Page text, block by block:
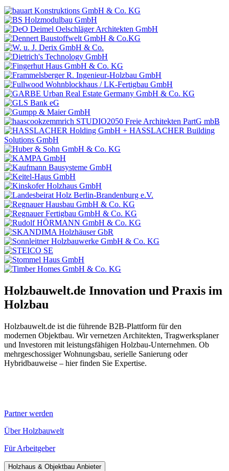
Holzbauwelt.de Innovation und Praxis im
Holzbau
Holzbauwelt.de ist die führende B2B-Plattform für den
modernen Objektbau. Wir vernetzen Architekten, Tragwerksplaner
und Investoren mit leistungsfähigen Holzbau-Unternehmen. Ob
mehrgeschossiger Wohnungsbau, serielle Sanierung oder
Hybridbauweise – hier finden Sie Expertise.
Partner werden
Über Holzbauwelt
Für Arbeitgeber
Holzhaus & Objektbau Anbieter